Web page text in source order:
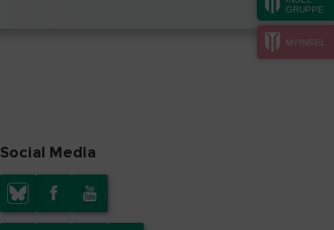
GRUPPE
MYINSEL
Social Media